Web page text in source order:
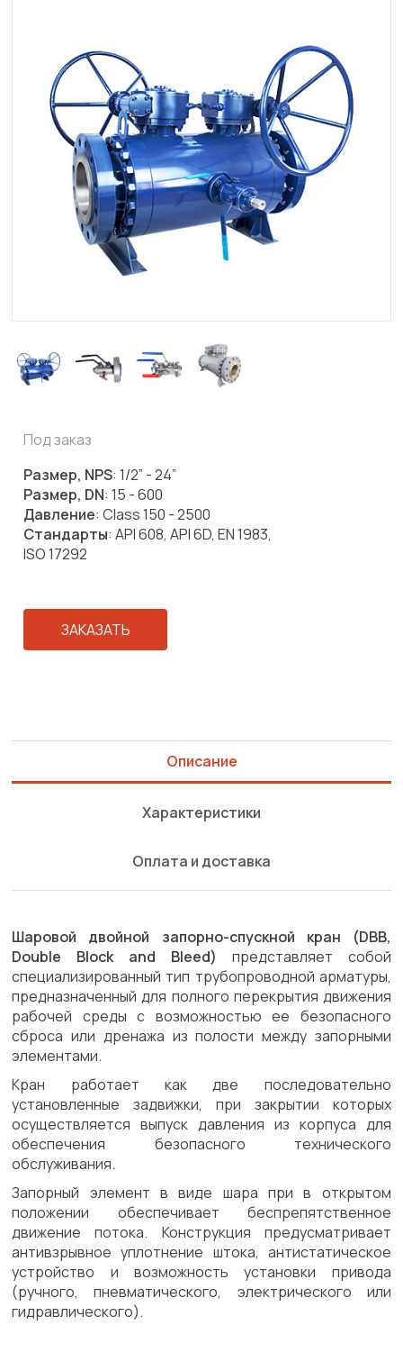
Под заказ
Размер, NPS: 1/2” - 24”
Размер, DN: 15 - 600
Давление: Class 150 - 2500
Стандарты: API 608, API 6D, EN 1983,
ISO 17292
ЗАКАЗАТЬ
Описание
Характеристики
Оплата и доставка
Шаровой двойной запорно-спускной кран (DBB,
Double Block and Bleed) представляет собой
специализированный тип трубопроводной арматуры,
предназначенный для полного перекрытия движения
рабочей среды с возможностью ее безопасного
сброса или дренажа из полости между запорными
элементами.
Кран работает как две последовательно
установленные задвижки, при закрытии которых
осуществляется выпуск давления из корпуса для
обеспечения безопасного технического
обслуживания.
Запорный элемент в виде шара при в открытом
положении обеспечивает беспрепятственное
движение потока. Конструкция предусматривает
антивзрывное уплотнение штока, антистатическое
устройство и возможность установки привода
(ручного, пневматического, электрического или
гидравлического).